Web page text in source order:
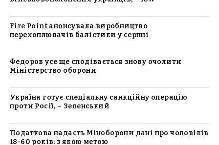
Fire Point анонсувала виробництво
перехоплювачів балістики у серпні
Федоров усе ще сподівається знову очолити
Міністерство оборони
Україна готує спеціальну санкційну операцію
проти Росії, – Зеленський
Податкова надасть Міноборони дані про чоловіків
18-60 років: з якою метою